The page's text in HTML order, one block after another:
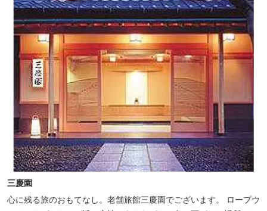
三慶園
心に残る旅のおもてなし。老舗旅館三慶園でございます。 ロープウ